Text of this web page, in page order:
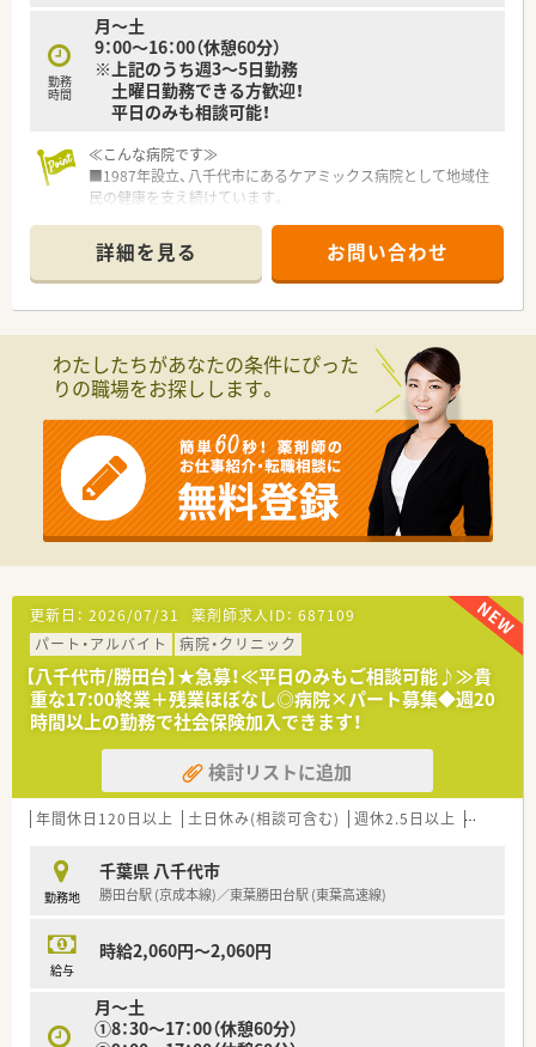
勤務
時間
月～土
9：00～16：00（休憩60分）
※上記のうち週3～5日勤務
土曜日勤務できる方歓迎！
平日のみも相談可能！
≪こんな病院です≫
■1987年設立、八千代市にあるケアミックス病院として地域住
民の健康を支え続けています。
していただける環境です。
■一般病床195床・療養病床120床です。
複数科目診療している病院なので、病院薬剤師として経験を積め
る環境です。
服薬指導・監査・調剤・医薬品管理・DI業務・持参薬チェック・病棟
業務・注射セット・病棟服薬指導など
≪福利厚生≫
■≪病院敷地内に託児所あり≫
24時間対応！0歳児～小学校3年生までのお子様を中心にお預か
りしています。
育児休暇取得、復帰している職員も多くワークライフバランス◎
■職員食堂あり
■保養所・スポーツクラブ優待制度あり
○こんな方にオススメ○
■働くにあたってお子さんの預け入れに悩まれている方！
■平日のみ、残業少なめ等メリハリをもって働きたい方！
詳細を見る お問い合わせ
わたしたちがあなたの条件にぴった
りの職場をお探しします。
更新日： 2026/07/31 薬剤師求人ID： 687109
パート・アルバイト
病院・クリニック
【八千代市/勝田台】★急募！≪平日のみもご相談可能♪≫貴
重な17:00終業＋残業ほぼなし◎病院×パート募集◆週20
時間以上の勤務で社会保険加入できます！
検討リストに追加
年間休日120日以上 土日休み(相談可含む) 週休2.5日以上 週32h以
勤務地
千葉県 八千代市
勝田台駅 (京成本線)／東葉勝田台駅 (東葉高速線)
給与
時給2,060円～2,060円
月～土
①8：30～17：00（休憩60分）